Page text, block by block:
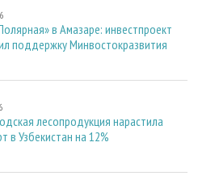
в Амазаре: инвестпроект
поддержку Минвостокразвития
лесопродукция нарастила
в Узбекистан на 12%